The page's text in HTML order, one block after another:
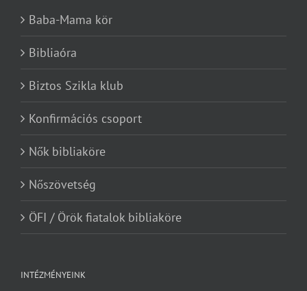
Baba-Mama kör
Bibliaóra
Biztos Szikla klub
Konfirmációs csoport
Nők bibliaköre
Nőszövetség
ÖFI / Örök fiatalok bibliaköre
INTÉZMÉNYEINK